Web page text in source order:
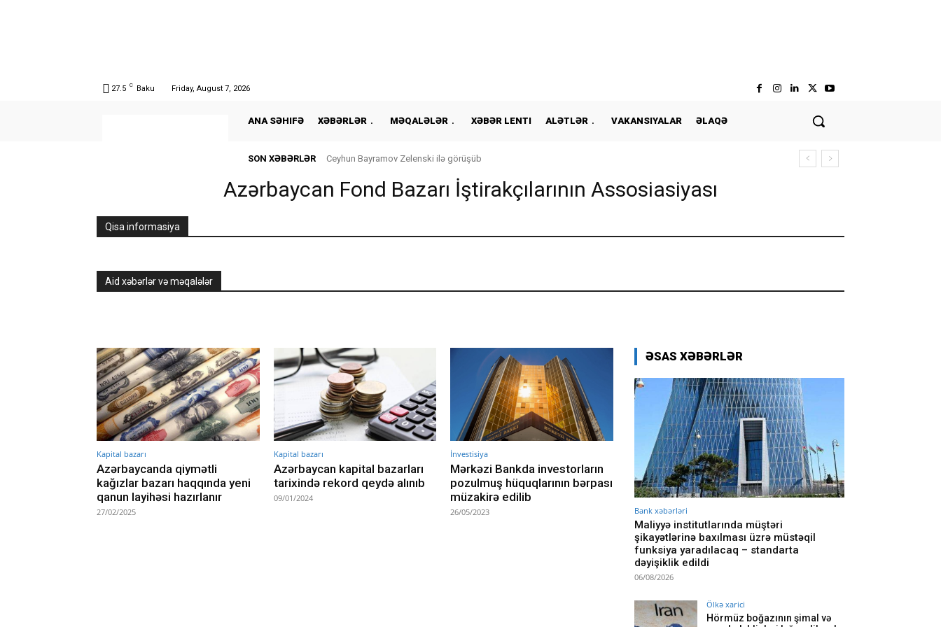
27.5 C Baku Friday, August 7, 2026
ANA SƏHIFƏ XƏBƏRLƏR MƏQALƏLƏR XƏBƏR LENTI ALƏTLƏR VAKANSIYALAR ƏLAQƏ
SON XƏBƏRLƏR Ceyhun Bayramov Zelenski ilə görüşüb
Azərbaycan Fond Bazarı İştirakçılarının Assosiasiyası
Qisa informasiya
Aid xəbərlər və məqalələr
Kapital bazarı
Azərbaycanda qiymətli
kağızlar bazarı haqqında yeni
qanun layihəsi hazırlanır
27/02/2025
Kapital bazarı
Azərbaycan kapital bazarları
tarixində rekord qeydə alınıb
09/01/2024
İnvestisiya
Mərkəzi Bankda investorların
pozulmuş hüquqlarının bərpası
müzakirə edilib
26/05/2023
ƏSAS XƏBƏRLƏR
Bank xəbərləri
Maliyyə institutlarında müştəri
şikayətlərinə baxılması üzrə müstəqil
funksiya yaradılacaq – standarta
dəyişiklik edildi
06/08/2026
Ölkə xarici
Hörmüz boğazının şimal və